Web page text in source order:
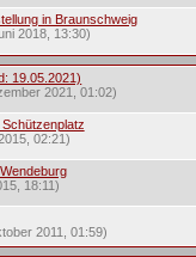
in Braunschweig
2018, 13:30)
19.05.2021)
2021, 01:02)
02:21)
18:11)
2011, 01:59)